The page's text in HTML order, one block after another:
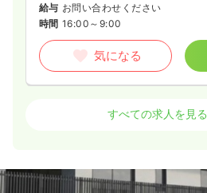
給与 お問い合わせください
時間 16:00～9:00
気になる
給与 お問い合わせください
すべての求人を見る